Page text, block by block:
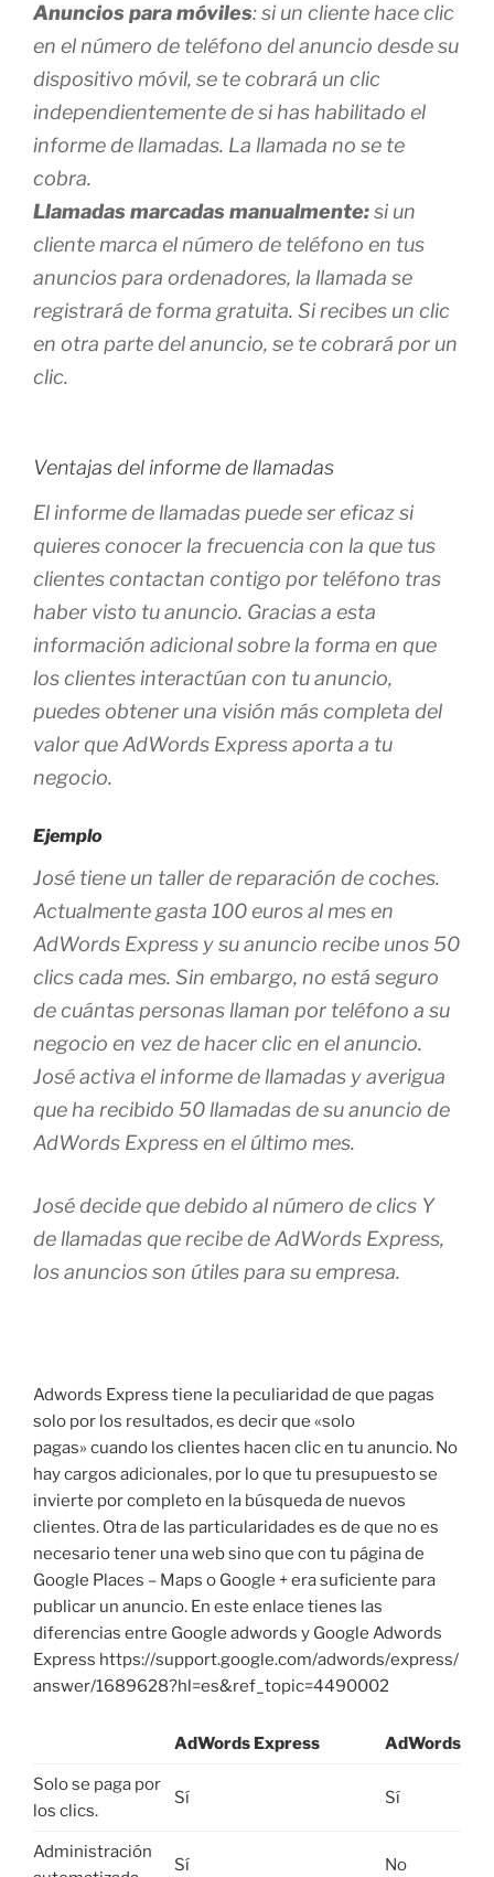
Anuncios para móviles: si un cliente hace clic
en el número de teléfono del anuncio desde su
dispositivo móvil, se te cobrará un clic
independientemente de si has habilitado el
informe de llamadas. La llamada no se te
cobra.
Llamadas marcadas manualmente:si un
cliente marca el número de teléfono en tus
anuncios para ordenadores, la llamada se
registrará de forma gratuita. Si recibes un clic
en otra parte del anuncio, se te cobrará por un
clic.
Ventajas del informe de llamadas
El informe de llamadas puede ser eficaz si
quieres conocer la frecuencia con la que tus
clientes contactan contigo por teléfono tras
haber visto tu anuncio. Gracias a esta
información adicional sobre la forma en que
los clientes interactúan con tu anuncio,
puedes obtener una visión más completa del
valor que AdWords Express aporta a tu
negocio.
Ejemplo
José tiene un taller de reparación de coches.
Actualmente gasta 100 euros al mes en
AdWords Express y su anuncio recibe unos 50
clics cada mes. Sin embargo, no está seguro
de cuántas personas llaman por teléfono a su
negocio en vez de hacer clic en el anuncio.
José activa el informe de llamadas y averigua
que ha recibido 50 llamadas de su anuncio de
AdWords Express en el último mes.
José decide que debido al número de clics Y
de llamadas que recibe de AdWords Express,
los anuncios son útiles para su empresa.
Adwords Express tiene la peculiaridad de que pagas
solo por los resultados, es decir que «solo
pagas» cuando los clientes hacen clic en tu anuncio. No
hay cargos adicionales, por lo que tu presupuesto se
invierte por completo en la búsqueda de nuevos
clientes. Otra de las particularidades es de que no es
necesario tener una web sino que con tu página de
Google Places – Maps o Google + era suficiente para
publicar un anuncio. En este enlace tienes las
diferencias entre Google adwords y Google Adwords
Express https://support.google.com/adwords/express/
answer/1689628?hl=es&ref_topic=4490002
AdWords Express AdWords
Solo se paga por
los clics.
Sí Sí
Administración
Sí No